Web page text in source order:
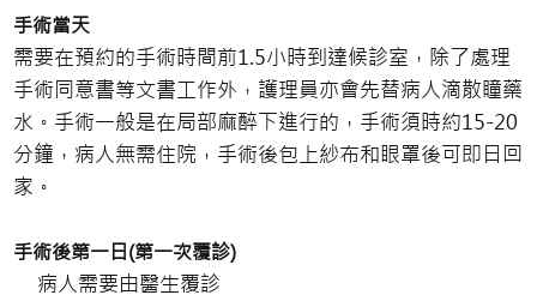
手術當天
需要在預約的手術時間前1.5小時到達候診室，除了處理
手術同意書等文書工作外，護理員亦會先替病人滴散瞳藥
水。手術一般是在局部麻醉下進行的，手術須時約15-20
分鐘，病人無需住院，手術後包上紗布和眼罩後可即日回
家。
手術後第一日(第一次覆診)
病人需要由醫生覆診